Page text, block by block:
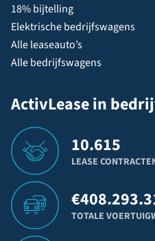
18% bijtelling
Elektrische bedrijfswagens
Alle leaseauto’s
Alle bedrijfswagens
ActivLease in
10.615
LEASE
€
TOTALE